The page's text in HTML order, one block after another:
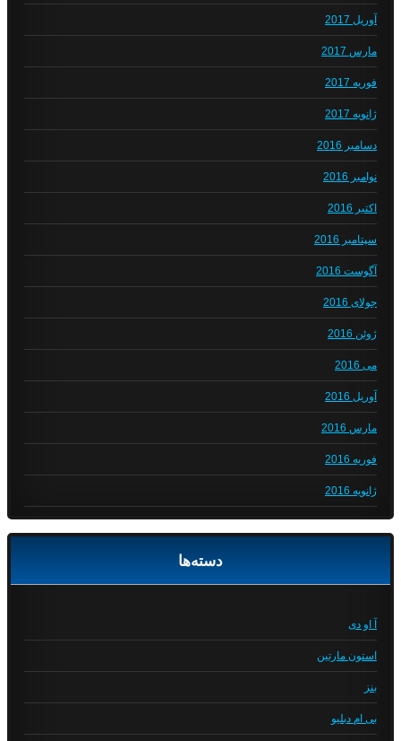
آوریل 2017
مارس 2017
فوریه 2017
ژانویه 2017
دسامبر 2016
نوامبر 2016
اکتبر 2016
سپتامبر 2016
آگوست 2016
جولای 2016
ژوئن 2016
می 2016
آوریل 2016
مارس 2016
فوریه 2016
ژانویه 2016
دسته‌ها
آ او دی
استون مارتین
بنز
بی ام دبلیو